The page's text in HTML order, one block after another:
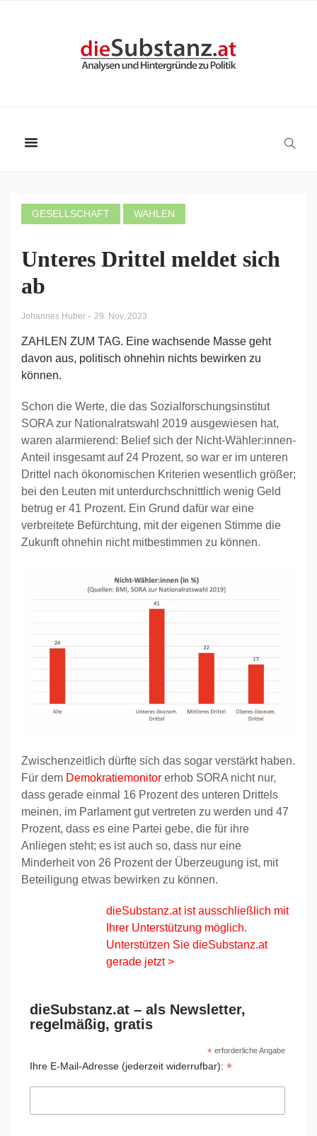
GESELLSCHAFT WAHLEN
Unteres Drittel meldet sich
ab
Johannes Huber - 29. Nov. 2023
ZAHLEN ZUM TAG. Eine wachsende Masse geht
davon aus, politisch ohnehin nichts bewirken zu
können.
Schon die Werte, die das Sozialforschungsinstitut
SORA zur Nationalratswahl 2019 ausgewiesen hat,
waren alarmierend: Belief sich der Nicht-Wähler:innen-
Anteil insgesamt auf 24 Prozent, so war er im unteren
Drittel nach ökonomischen Kriterien wesentlich größer;
bei den Leuten mit unterdurchschnittlich wenig Geld
betrug er 41 Prozent. Ein Grund dafür war eine
verbreitete Befürchtung, mit der eigenen Stimme die
Zukunft ohnehin nicht mitbestimmen zu können.
Zwischenzeitlich dürfte sich das sogar verstärkt haben.
Für dem Demokratiemonitor erhob SORA nicht nur,
dass gerade einmal 16 Prozent des unteren Drittels
meinen, im Parlament gut vertreten zu werden und 47
Prozent, dass es eine Partei gebe, die für ihre
Anliegen steht; es ist auch so, dass nur eine
Minderheit von 26 Prozent der Überzeugung ist, mit
Beteiligung etwas bewirken zu können.
dieSubstanz.at ist ausschließlich mit
Ihrer Unterstützung möglich.
Unterstützen Sie dieSubstanz.at
gerade jetzt >
dieSubstanz.at – als Newsletter,
regelmäßig, gratis
*erforderliche Angabe
Ihre E-Mail-Adresse (jederzeit widerrufbar): *